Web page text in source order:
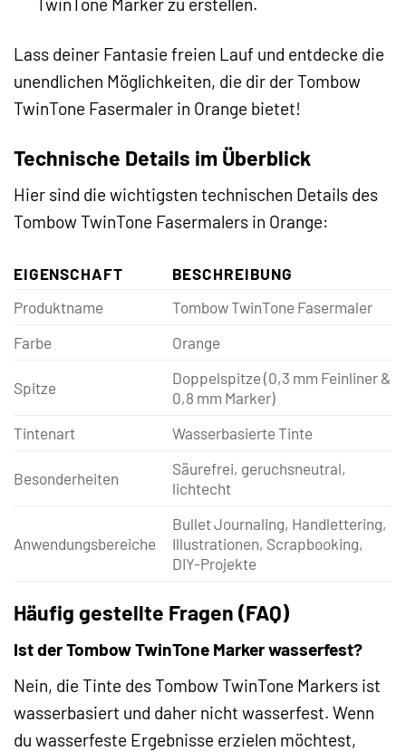
Lass deiner Fantasie freien Lauf und entdecke die
unendlichen Möglichkeiten, die dir der Tombow
TwinTone Fasermaler in Orange bietet!
Technische Details im Überblick
Hier sind die wichtigsten technischen Details des
Tombow TwinTone Fasermalers in Orange:
EIGENSCHAFT
BESCHREIBUNG
Produktname
Tombow TwinTone Fasermaler
Farbe
Orange
Spitze
Doppelspitze (0,3 mm Feinliner &
0,8 mm Marker)
Tintenart
Wasserbasierte Tinte
Besonderheiten
Säurefrei, geruchsneutral,
lichtecht
Anwendungsbereiche
Bullet Journaling, Handlettering,
Illustrationen, Scrapbooking,
DIY-Projekte
Häufig gestellte Fragen (FAQ)
Ist der Tombow TwinTone Marker wasserfest?
Nein, die Tinte des Tombow TwinTone Markers ist
wasserbasiert und daher nicht wasserfest. Wenn
du wasserfeste Ergebnisse erzielen möchtest,